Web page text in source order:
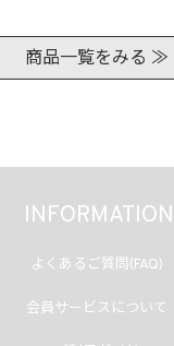
商品一覧をみる ≫
INFORMATION
よくあるご質問(FAQ)
会員サービスについて